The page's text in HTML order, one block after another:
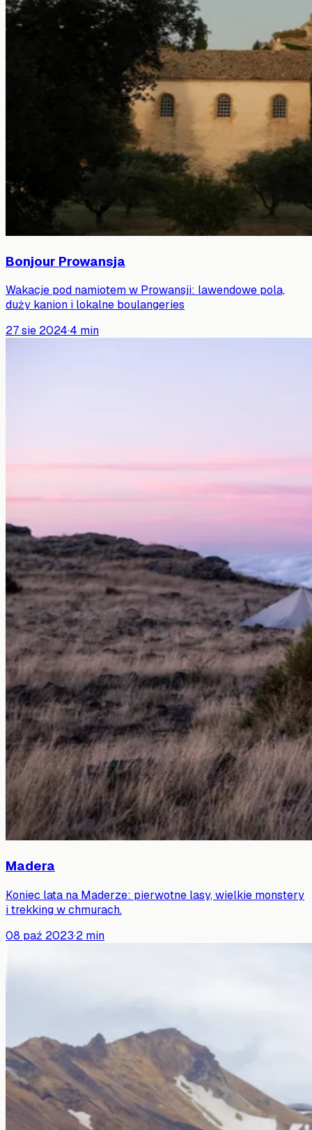
Bonjour Prowansja
Wakacje pod namiotem w Prowansji: lawendowe pola,
duży kanion i lokalne boulangeries
27 sie 2024·4 min
Madera
Koniec lata na Maderze: pierwotne lasy, wielkie monstery
i trekking w chmurach.
08 paź 2023·2 min